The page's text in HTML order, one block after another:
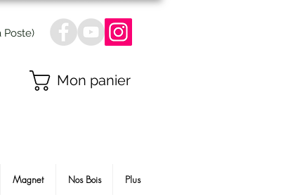
Poste)
Mon panier
Magnet Nos Bois Plus